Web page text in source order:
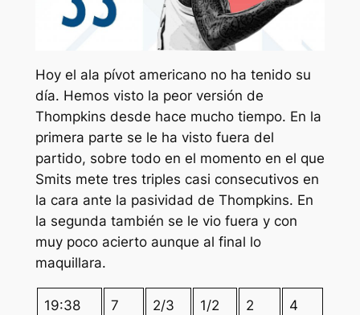
Hoy el ala pívot americano no ha tenido su
día. Hemos visto la peor versión de
Thompkins desde hace mucho tiempo. En la
primera parte se le ha visto fuera del
partido, sobre todo en el momento en el que
Smits mete tres triples casi consecutivos en
la cara ante la pasividad de Thompkins. En
la segunda también se le vio fuera y con
muy poco acierto aunque al final lo
maquillara.
19:38
7
2/3
1/2
2
4